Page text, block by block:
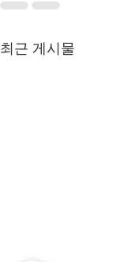
최근 게시물